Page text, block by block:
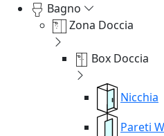
Bagno
Zona Doccia
Box Doccia
Nicchia
Pareti